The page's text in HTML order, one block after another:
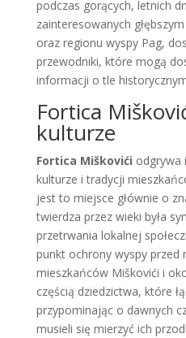
podczas gorących, letnich
zainteresowanych
oraz regionu wyspy Pag,
przewodniki, które mogą
informacji o tle
Fortica
kulturze
Fortica Miškovići odgrywa
kulturze i tradycji
jest to miejsce głównie o
twierdza przez wieki była
przetrwania lokalnej
punkt ochrony wyspy przed
mieszkańców Miškovići i
częścią dziedzictwa, które
przypominając o dawnych
musieli się mierzyć ich